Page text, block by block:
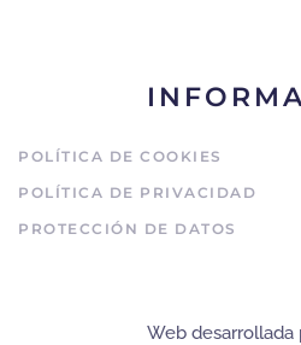
POLÍTICA DE COOKIES
POLÍTICA DE PRIVACIDAD
PROTECCIÓN DE DATOS
Web desarrollada